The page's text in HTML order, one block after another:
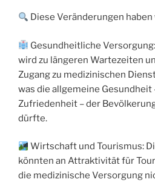
Diese Veränderungen
Gesundheitliche
wird zu längeren Wartezeiten
Zugang zu medizinischen
was die allgemeine Gesundheit
Zufriedenheit – der
dürfte.
Wirtschaft und Tourismus:
könnten an Attraktivität für
die medizinische Versorgung